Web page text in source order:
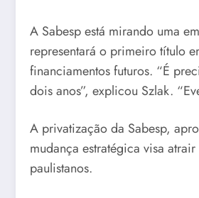
A Sabesp está mirando uma
representará o primeiro título
financiamentos futuros. “É
dois anos”, explicou Szlak.
A privatização da Sabesp,
mudança estratégica visa
paulistanos.